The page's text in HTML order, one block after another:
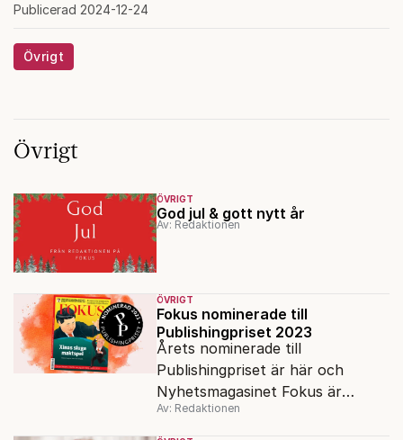
Publicerad 2024-12-24
Övrigt
Övrigt
ÖVRIGT
God jul & gott nytt år
Av: Redaktionen
ÖVRIGT
Fokus nominerade till
Publishingpriset 2023
Årets nominerade till
Publishingpriset är här och
Nyhetsmagasinet Fokus är
nominerade under kategorin
Årets nättidning.
Av: Redaktionen